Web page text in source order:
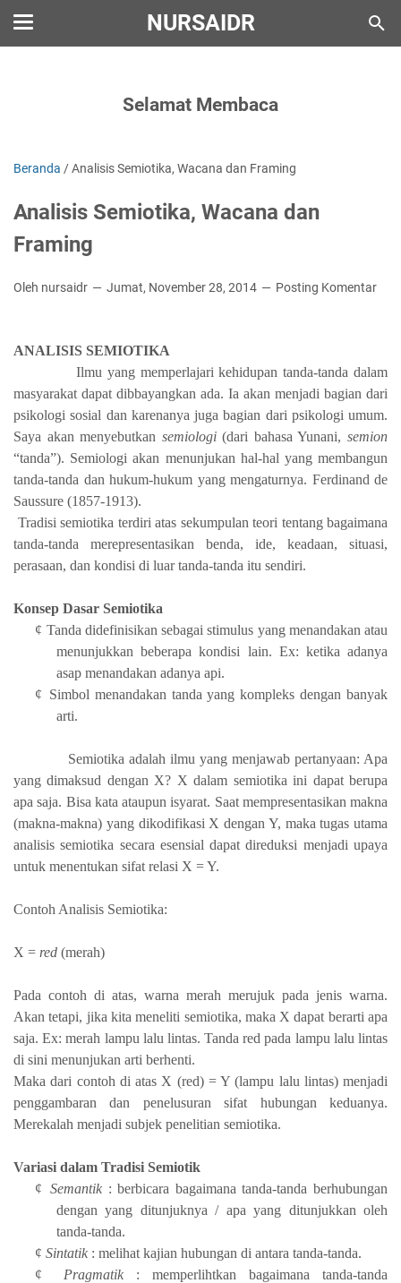
NURSAIDR
Selamat Membaca
Beranda /Analisis Semiotika, Wacana dan Framing
Analisis Semiotika, Wacana dan
Framing
Oleh nursaidr Jumat, November 28, 2014 Posting Komentar
ANALISIS SEMIOTIKA
Ilmu yang memperlajari kehidupan tanda-tanda dalam
masyarakat dapat dibbayangkan ada. Ia akan menjadi bagian dari
psikologi sosial dan karenanya juga bagian dari psikologi umum.
Saya akan menyebutkan semiologi(dari bahasa Yunani,semion
“tanda”). Semiologi akan menunjukan hal-hal yang membangun
tanda-tanda dan hukum-hukum yang mengaturnya. Ferdinand de
Saussure (1857-1913).
Tradisi semiotika terdiri atas sekumpulan teori tentang bagaimana
tanda-tanda merepresentasikan benda, ide, keadaan, situasi,
perasaan, dan kondisi di luar tanda-tanda itu sendiri.
Konsep Dasar Semiotika
¢ Tanda didefinisikan sebagai stimulus yang menandakan atau
menunjukkan beberapa kondisi lain. Ex: ketika adanya
asap menandakan adanya api.
¢ Simbol menandakan tanda yang kompleks dengan banyak
arti.
Semiotika adalah ilmu yang menjawab pertanyaan: Apa
yang dimaksud dengan X? X dalam semiotika ini dapat berupa
apa saja. Bisa kata ataupun isyarat. Saat mempresentasikan makna
(makna-makna) yang dikodifikasi X dengan Y, maka tugas utama
analisis semiotika secara esensial dapat direduksi menjadi upaya
untuk menentukan sifat relasi X = Y.
Contoh Analisis Semiotika:
X = red (merah)
Pada contoh di atas, warna merah merujuk pada jenis warna.
Akan tetapi, jika kita meneliti semiotika, maka X dapat berarti apa
saja. Ex: merah lampu lalu lintas. Tanda red pada lampu lalu lintas
di sini menunjukan arti berhenti.
Maka dari contoh di atas X (red) = Y (lampu lalu lintas) menjadi
penggambaran dan penelusuran sifat hubungan keduanya.
Merekalah menjadi subjek penelitian semiotika.
Variasi dalam Tradisi Semiotik
¢ Semantik : berbicara bagaimana tanda-tanda berhubungan
dengan yang ditunjuknya / apa yang ditunjukkan oleh
tanda-tanda.
¢ Sintatik : melihat kajian hubungan di antara tanda-tanda.
¢
Pragmatik : memperlihtkan bagaimana tanda-tanda